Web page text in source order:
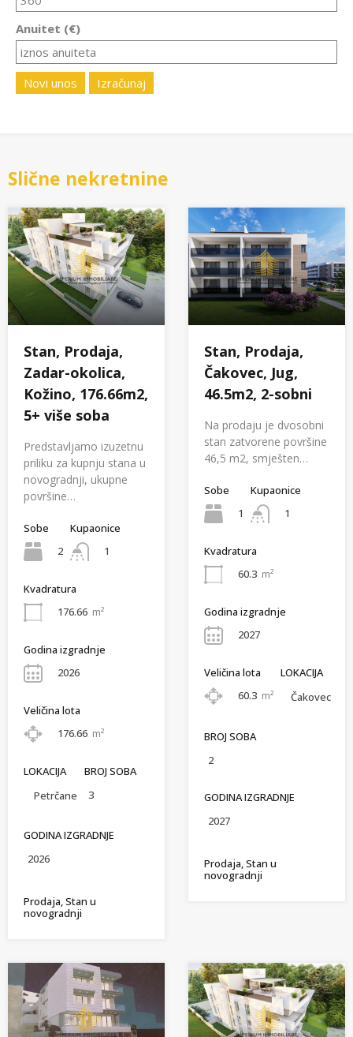
Anuitet (€)
Novi unos Izračunaj
Slične nekretnine
Stan, Prodaja,
Zadar-okolica,
Kožino, 176.66m2,
5+ više soba
Predstavljamo izuzetnu
priliku za kupnju stana u
novogradnji, ukupne
površine…
Sobe
2
Kupaonice
1
Kvadratura
176.66 m²
Godina izgradnje
2026
Veličina lota
176.66 m²
LOKACIJA
Petrčane
BROJ SOBA
3
GODINA IZGRADNJE
2026
Prodaja, Stan u
novogradnji
Stan, Prodaja,
Čakovec, Jug,
46.5m2, 2-sobni
Na prodaju je dvosobni
stan zatvorene površine
46,5 m2, smješten…
Sobe
1
Kupaonice
1
Kvadratura
60.3 m²
Godina izgradnje
2027
Veličina lota
60.3 m²
LOKACIJA
Čakovec
BROJ SOBA
2
GODINA IZGRADNJE
2027
Prodaja, Stan u
novogradnji